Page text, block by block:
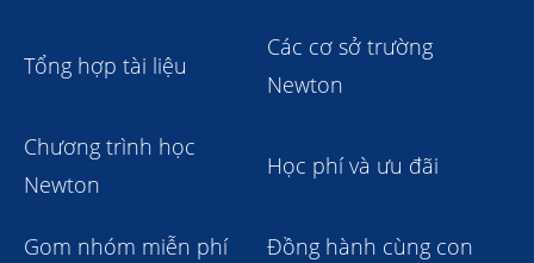
Tổng hợp tài liệu
Các cơ sở trường
Newton
Chương trình học
Newton
Học phí và ưu đãi
Gom nhóm miễn phí Đồng hành cùng con